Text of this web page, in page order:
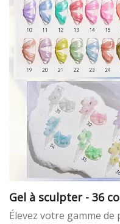
Gel à sculpter - 36
Élevez votre gamme de